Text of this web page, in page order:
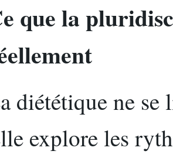
que la
diététique ne
explore les